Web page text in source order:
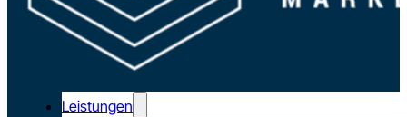
Leistungen